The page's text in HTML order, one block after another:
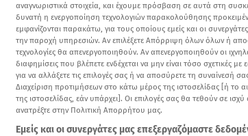
Δείτε περισσότερα άρθρα μας στα
αναγνωριστικά στοιχεία, και έχουμε πρόσβαση σε αυτά στη
δυνατή η ενεργοποίηση τεχνολογιών παρακολούθησης
εμφανίζονται παρακάτω, για τους οποίους εμείς και οι
την παροχή υπηρεσιών. Αν επιλέξετε Απόρριψη όλων όλων ή
τεχνολογίες θα απενεργοποιηθούν. Αν απενεργοποιηθούν οι
διαφημίσεις που βλέπετε ενδέχεται να μην είναι τόσο σχετικές
για να αλλάξετε τις επιλογές σας ή να αποσύρετε τη συναίνεσή
Διαχείριση προτιμήσεων στο κάτω μέρος της ιστοσελίδας [ή το
της ιστοσελίδας, εάν υπάρχει]. Οι επιλογές σας θα τεθούν σε
ανατρέξτε στην Πολιτική Απορρήτου μας.
Εμείς και οι συνεργάτες μας επεξεργαζόμαστε